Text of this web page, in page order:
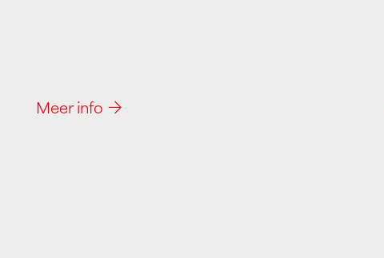
Meer info